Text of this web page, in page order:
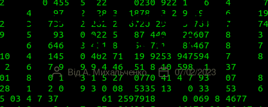
Що змінилося в VMware
vSphere 8.0?
Автор
запису
ВідА. Михальченко
Дата
запису
07/02/2023